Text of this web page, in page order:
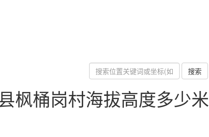
搜索
枫桶岗村海拔高度多少米